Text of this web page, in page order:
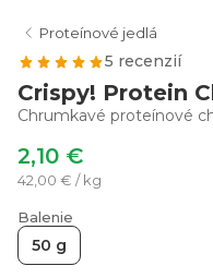
Proteínové jedlá
5 recenzií
Crispy! Protein
Chrumkavé proteínové
2,10 €
42,00 € / kg
Balenie
50 g